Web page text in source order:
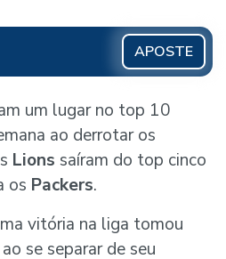
APOSTE
um lugar no top 10
ao derrotar os
Lions saíram do top cinco
os Packers.
vitória na liga tomou
se separar de seu